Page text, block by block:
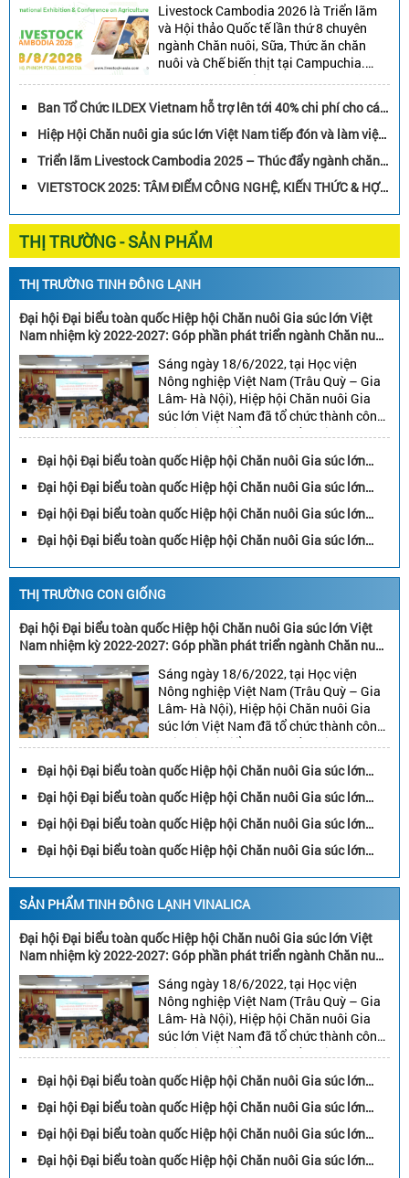
Livestock Cambodia 2026 là Triển lãm
và Hội thảo Quốc tế lần thứ 8 chuyên
ngành Chăn nuôi, Sữa, Thức ăn chăn
nuôi và Chế biến thịt tại Campuchia.
Đây được đánh giá là một trong những
sự kiện thương mại thường niên uy tín và
đáng chú ý nhất của ngành nông nghiệp
– chăn […]
Ban Tổ Chức ILDEX Vietnam hỗ trợ lên tới 40% chi phí cho các
Doanh nghiệp tham gia Gian hàng Quốc gia Việt Nam – Thúc
đẩy quan hệ đối tác chiến lược xuyên suốt chuỗi giá trị chăn
nuôi
Hiệp Hội Chăn nuôi gia súc lớn Việt Nam tiếp đón và làm việc
với ông Scott Bedke – Phó Thống đốc Bang Idaho cùng Phái
đoàn Thương mại nông nghiệp bang Idaho – Hoa Kỳ
Triển lãm Livestock Cambodia 2025 – Thúc đẩy ngành chăn
nuôi bền vững và kết nối thị trường quốc tế
VIETSTOCK 2025: TÂM ĐIỂM CÔNG NGHỆ, KIẾN THỨC & HỢP
THỊ TRƯỜNG - SẢN PHẨM
THỊ TRƯỜNG TINH ĐÔNG LẠNH
Đại hội Đại biểu toàn quốc Hiệp hội Chăn nuôi Gia súc lớn Việt
Nam nhiệm kỳ 2022-2027: Góp phần phát triển ngành Chăn nuôi
gia súc lớn Việt Nam bền vững
Sáng ngày 18/6/2022, tại Học viện
Nông nghiệp Việt Nam (Trâu Quỳ – Gia
Lâm- Hà Nội), Hiệp hội Chăn nuôi Gia
súc lớn Việt Nam đã tổ chức thành công
Đại hội Đại biểu toàn quốc nhiệm kỳ
2022-2027. Đại hội đã bầu: 45 đại biểu
vào Ban chấp hành, 15 đại biểu vào […]
Đại hội Đại biểu toàn quốc Hiệp hội Chăn nuôi Gia súc lớn
Việt Nam nhiệm kỳ 2022-2027: Góp phần phát triển ngành
Chăn nuôi gia súc lớn Việt Nam bền vững
Đại hội Đại biểu toàn quốc Hiệp hội Chăn nuôi Gia súc lớn
Việt Nam nhiệm kỳ 2022-2027: Góp phần phát triển ngành
Chăn nuôi gia súc lớn Việt Nam bền vững
Đại hội Đại biểu toàn quốc Hiệp hội Chăn nuôi Gia súc lớn
Việt Nam nhiệm kỳ 2022-2027: Góp phần phát triển ngành
Chăn nuôi gia súc lớn Việt Nam bền vững
Đại hội Đại biểu toàn quốc Hiệp hội Chăn nuôi Gia súc lớn
Chăn nuôi gia súc lớn Việt Nam bền vững
THỊ TRƯỜNG CON GIỐNG
Đại hội Đại biểu toàn quốc Hiệp hội Chăn nuôi Gia súc lớn Việt
Nam nhiệm kỳ 2022-2027: Góp phần phát triển ngành Chăn nuôi
gia súc lớn Việt Nam bền vững
Sáng ngày 18/6/2022, tại Học viện
Nông nghiệp Việt Nam (Trâu Quỳ – Gia
Lâm- Hà Nội), Hiệp hội Chăn nuôi Gia
súc lớn Việt Nam đã tổ chức thành công
Đại hội Đại biểu toàn quốc nhiệm kỳ
2022-2027. Đại hội đã bầu: 45 đại biểu
vào Ban chấp hành, 15 đại biểu vào […]
Đại hội Đại biểu toàn quốc Hiệp hội Chăn nuôi Gia súc lớn
Việt Nam nhiệm kỳ 2022-2027: Góp phần phát triển ngành
Chăn nuôi gia súc lớn Việt Nam bền vững
Đại hội Đại biểu toàn quốc Hiệp hội Chăn nuôi Gia súc lớn
Việt Nam nhiệm kỳ 2022-2027: Góp phần phát triển ngành
Chăn nuôi gia súc lớn Việt Nam bền vững
Đại hội Đại biểu toàn quốc Hiệp hội Chăn nuôi Gia súc lớn
Việt Nam nhiệm kỳ 2022-2027: Góp phần phát triển ngành
Chăn nuôi gia súc lớn Việt Nam bền vững
Đại hội Đại biểu toàn quốc Hiệp hội Chăn nuôi Gia súc lớn
Chăn nuôi gia súc lớn Việt Nam bền vững
SẢN PHẨM TINH ĐÔNG LẠNH VINALICA
Đại hội Đại biểu toàn quốc Hiệp hội Chăn nuôi Gia súc lớn Việt
Nam nhiệm kỳ 2022-2027: Góp phần phát triển ngành Chăn nuôi
gia súc lớn Việt Nam bền vững
Sáng ngày 18/6/2022, tại Học viện
Nông nghiệp Việt Nam (Trâu Quỳ – Gia
Lâm- Hà Nội), Hiệp hội Chăn nuôi Gia
súc lớn Việt Nam đã tổ chức thành công
Đại hội Đại biểu toàn quốc nhiệm kỳ
2022-2027. Đại hội đã bầu: 45 đại biểu
vào Ban chấp hành, 15 đại biểu vào […]
Đại hội Đại biểu toàn quốc Hiệp hội Chăn nuôi Gia súc lớn
Việt Nam nhiệm kỳ 2022-2027: Góp phần phát triển ngành
Chăn nuôi gia súc lớn Việt Nam bền vững
Đại hội Đại biểu toàn quốc Hiệp hội Chăn nuôi Gia súc lớn
Việt Nam nhiệm kỳ 2022-2027: Góp phần phát triển ngành
Chăn nuôi gia súc lớn Việt Nam bền vững
Đại hội Đại biểu toàn quốc Hiệp hội Chăn nuôi Gia súc lớn
Việt Nam nhiệm kỳ 2022-2027: Góp phần phát triển ngành
Chăn nuôi gia súc lớn Việt Nam bền vững
Đại hội Đại biểu toàn quốc Hiệp hội Chăn nuôi Gia súc lớn